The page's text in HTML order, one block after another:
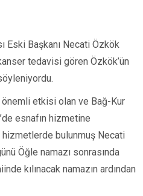
Eski Başkanı Necati Özkök
tedavisi gören Özkök’ün
etkisi olan ve Bağ-Kur
’de esnafın hizmetine
hizmetlerde bulunmuş Necati
Öğle namazı sonrasında
kılınacak namazın ardından